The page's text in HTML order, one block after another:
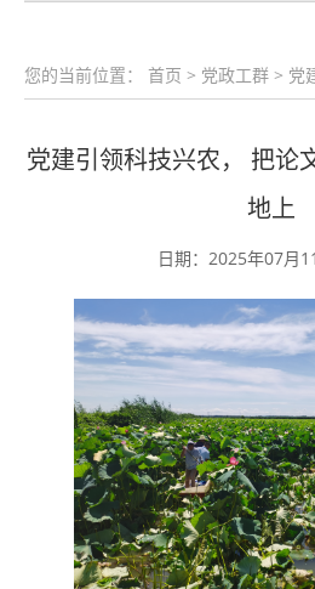
您的当前位置： 首页 > 党政工群 > 党
党建引领科技兴农， 把论
地上
日期：2025年07月